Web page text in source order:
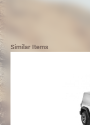
Similar Items